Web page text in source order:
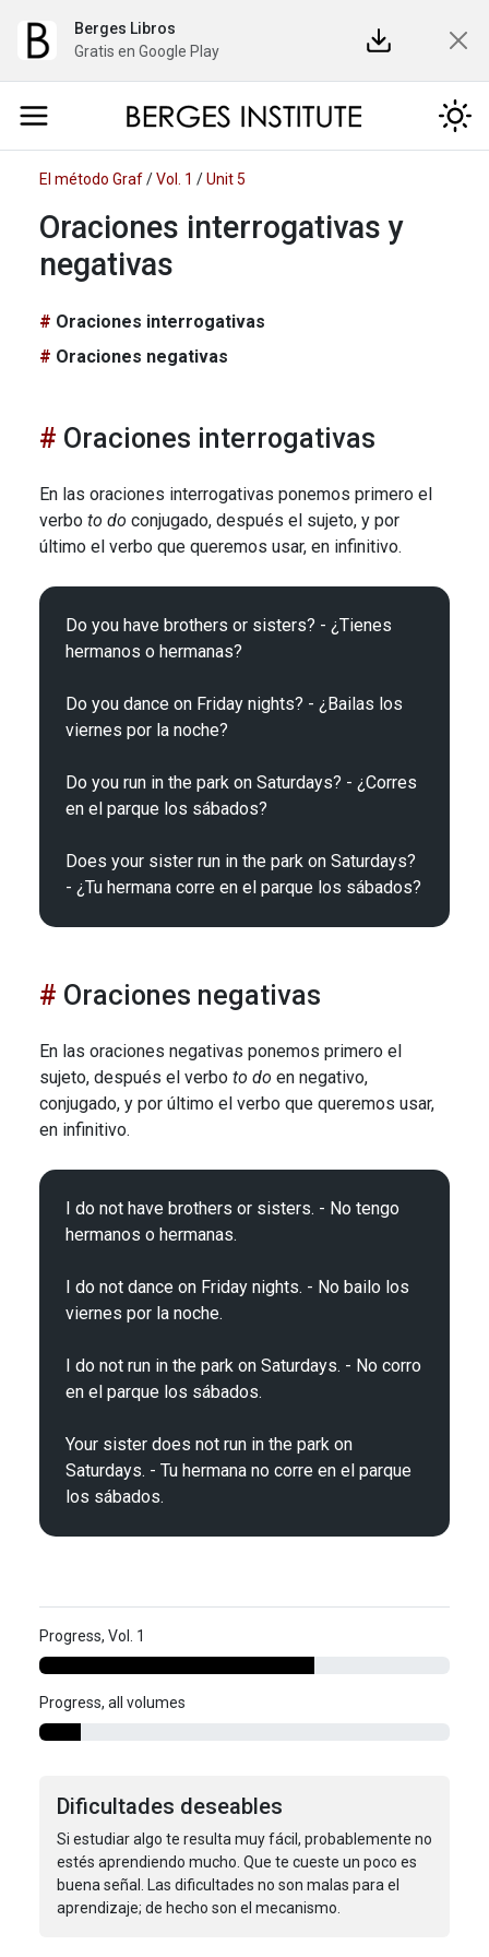
Berges Libros
Gratis en Google Play
El método Graf/Vol. 1 /Unit 5
Oraciones interrogativas y
negativas
Oraciones interrogativas
Oraciones negativas
Oraciones interrogativas
En las oraciones interrogativas ponemos primero el
verbo to do conjugado, después el sujeto, y por
último el verbo que queremos usar, en infinitivo.
Do you have brothers or sisters? - ¿Tienes
hermanos o hermanas?
Do you dance on Friday nights? - ¿Bailas los
viernes por la noche?
Do you run in the park on Saturdays? - ¿Corres
en el parque los sábados?
Does your sister run in the park on Saturdays?
Oraciones negativas
En las oraciones negativas ponemos primero el
sujeto, después el verbo to do en negativo,
conjugado, y por último el verbo que queremos usar,
en infinitivo.
I do not have brothers or sisters. - No tengo
hermanos o hermanas.
I do not dance on Friday nights. - No bailo los
viernes por la noche.
I do not run in the park on Saturdays. - No corro
en el parque los sábados.
Your sister does not run in the park on
Saturdays. - Tu hermana no corre en el parque
Progress, Vol. 1
Progress, all volumes
Dificultades deseables
Si estudiar algo te resulta muy fácil, probablemente no
estés aprendiendo mucho. Que te cueste un poco es
buena señal. Las dificultades no son malas para el
aprendizaje; de hecho son el mecanismo.